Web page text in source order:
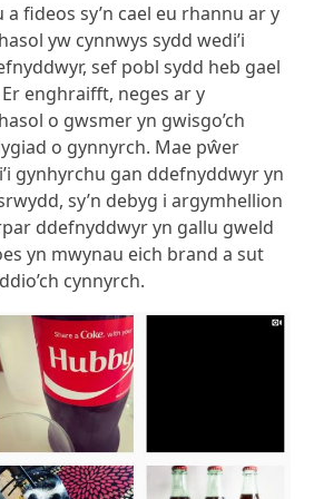
fideos sy’n cael eu rhannu ar y
yw cynnwys sydd wedi’i
sef pobl sydd heb gael
enghraifft, neges ar y
o gwsmer yn gwisgo’ch
o gynnyrch. Mae pŵer
gynhyrchu gan ddefnyddwyr yn
sy’n debyg i argymhellion
ddefnyddwyr yn gallu gweld
yn mwynau eich brand a sut
cynnyrch.